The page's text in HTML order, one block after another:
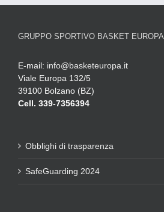
GRUPPO SPORTIVO BASKET EUROPA
E-mail: info@basketeuropa.it
Viale Europa 132/5
39100 Bolzano (BZ)
Cell. 339-7356394
Obblighi di trasparenza
SafeGuarding 2024